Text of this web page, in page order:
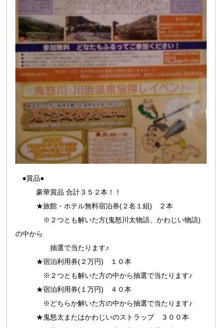
●賞品●
豪華賞品 合計３５２本！！
★旅館・ホテル無料宿泊券(２名１組) ２本
※２つとも解いた方(鬼怒川太物語、かわじい物語)
の中から
抽選で当たります♪
★宿泊利用券(２万円) １０本
※２つとも解いた方の中から抽選で当たります♪
★宿泊利用券(１万円) ４０本
※どちらか解いた方の中から抽選で当たります♪
★鬼怒太またはかわじいのストラップ ３００本